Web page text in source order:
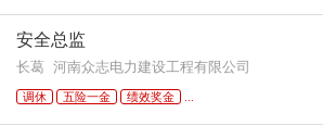
安全总监
长葛 河南众志电力建设工程有限公司
调休 五险一金 绩效奖金